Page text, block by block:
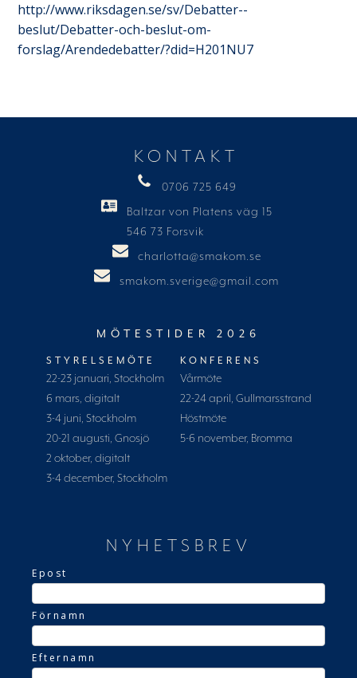
http://www.riksdagen.se/sv/Debatter--
beslut/Debatter-och-beslut-om-
forslag/Arendedebatter/?did=H201NU7
KONTAKT
0706 725 649
Baltzar von Platens väg 15
546 73 Forsvik
charlotta@smakom.se
smakom.sverige@gmail.com
MÖTESTIDER 2026
STYRELSEMÖTE
22-23 januari, Stockholm
6 mars, digitalt
3-4 juni, Stockholm
20-21 augusti, Gnosjö
2 oktober, digitalt
3-4 december, Stockholm
KONFERENS
Vårmöte
22-24 april, Gullmarsstrand
Höstmöte
5-6 november, Bromma
NYHETSBREV
Epost
Förnamn
Efternamn